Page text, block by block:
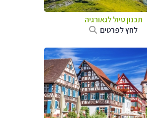
תכנון טיול לגאורגיה
לחץ לפרטים